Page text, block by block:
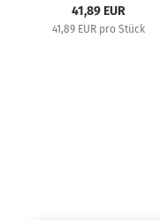
41,89 EUR
41,89 EUR pro Stück